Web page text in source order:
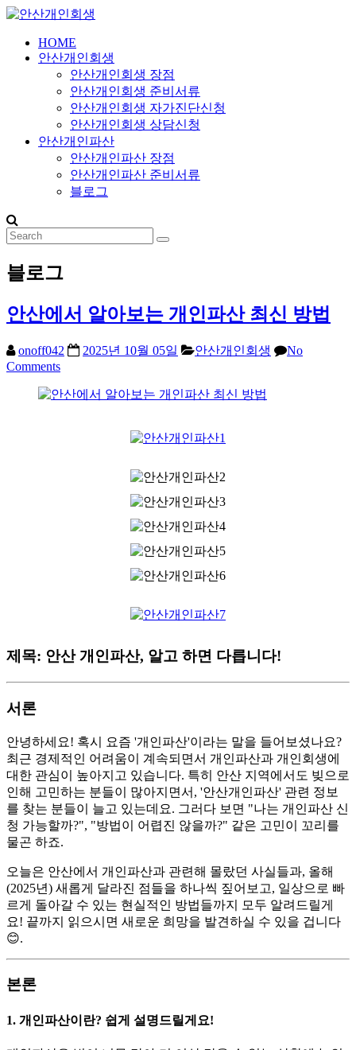
Skip
content
안
생
24
간
365
HOME
안산개인회생
안산개인회생 장점
안산개인회생 준비서류
안산개인회생 자가진단신청
안산개인회생 상담신청
안산개인파산
안산개인파산 장점
안산개인파산 준비서류
블로그
블로그
안산에서 알아보는 개인파산 최신 방법
onoff042 2025년 10월 05일 안산개인회생
No
Comments
제목: 안산 개인파산, 알고 하면 다릅니다!
서론
안녕하세요! 혹시 요즘 '개인파산'이라는 말을 들어보셨나요?
최근 경제적인 어려움이 계속되면서 개인파산과 개인회생에
대한 관심이 높아지고 있습니다. 특히 안산 지역에서도 빚으로
인해 고민하는 분들이 많아지면서, '안산개인파산' 관련 정보
를 찾는 분들이 늘고 있는데요. 그러다 보면 "나는 개인파산 신
청 가능할까?", "방법이 어렵진 않을까?" 같은 고민이 꼬리를
물곤 하죠.
오늘은 안산에서 개인파산과 관련해 몰랐던 사실들과, 올해
(2025년) 새롭게 달라진 점들을 하나씩 짚어보고, 일상으로 빠
르게 돌아갈 수 있는 현실적인 방법들까지 모두 알려드릴게
요! 끝까지 읽으시면 새로운 희망을 발견하실 수 있을 겁니다
😊.
본론
1. 개인파산이란? 쉽게 설명드릴게요!